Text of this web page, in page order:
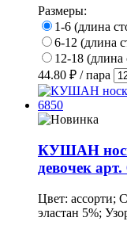
Размеры:
1-6 (длина
6-12 (длина
12-18
44.80 ₽ / пара
КУШАН
девочек арт.
Цвет: ассорти;
эластан 5%;